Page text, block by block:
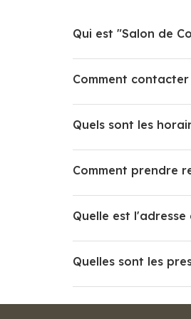
Qui est "Salon de
Comment
Quels sont les
Comment prendre
Quelle est
Quelles sont les